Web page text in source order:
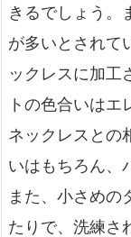
きるでしょう。
が多いとされて
ックレスに加工
トの色合いはエ
ネックレスとの
いはもちろん、
また、小さめの
たりで、洗練さ